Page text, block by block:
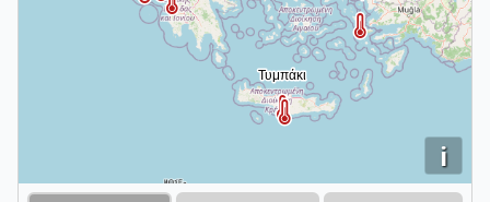
i